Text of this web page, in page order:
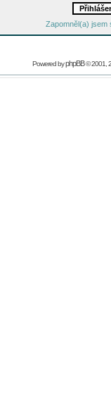
Zapomněl(a) jsem
Powered byphpBB© 2001,